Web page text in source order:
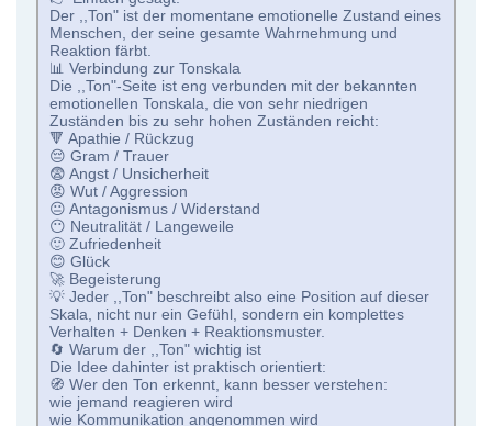
Der ,,Ton" ist der momentane emotionelle Zustand eines
Menschen, der seine gesamte Wahrnehmung und
Reaktion färbt.
📊 Verbindung zur Tonskala
Die ,,Ton"-Seite ist eng verbunden mit der bekannten
emotionellen Tonskala, die von sehr niedrigen
Zuständen bis zu sehr hohen Zuständen reicht:
🔻 Apathie / Rückzug
😔 Gram / Trauer
😨 Angst / Unsicherheit
😡 Wut / Aggression
😐 Antagonismus / Widerstand
😶 Neutralität / Langeweile
🙂 Zufriedenheit
😊 Glück
🚀 Begeisterung
💡 Jeder ,,Ton" beschreibt also eine Position auf dieser
Skala, nicht nur ein Gefühl, sondern ein komplettes
Verhalten + Denken + Reaktionsmuster.
🔄 Warum der ,,Ton" wichtig ist
Die Idee dahinter ist praktisch orientiert:
🧭 Wer den Ton erkennt, kann besser verstehen:
wie jemand reagieren wird
wie Kommunikation angenommen wird